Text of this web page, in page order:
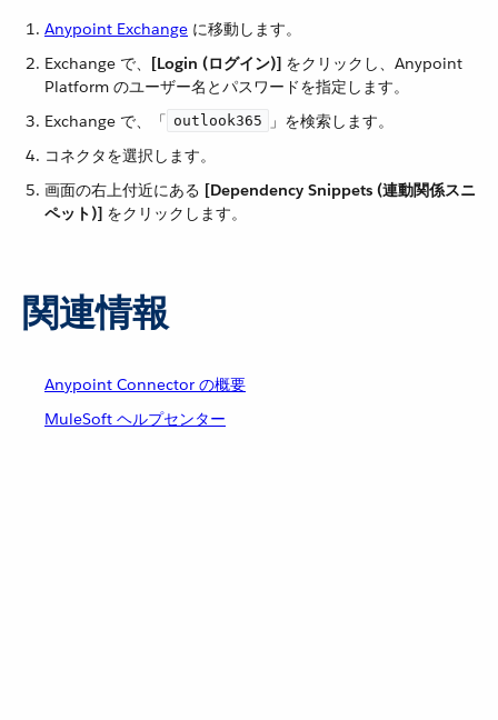
Anypoint Exchange ​ に移動します。
Exchange で、​ [Login (ログイン)] ​ をクリックし、Anypoint
Platform のユーザー名とパスワードを指定します。
Exchange で、「​ outlook365
​」を検索します。
コネクタを選択します。
画面の右上付近にある ​ [Dependency Snippets (連動関係スニ
ペット)] ​ をクリックします。
関連情報
Anypoint Connector の概要
MuleSoft ヘルプセンター